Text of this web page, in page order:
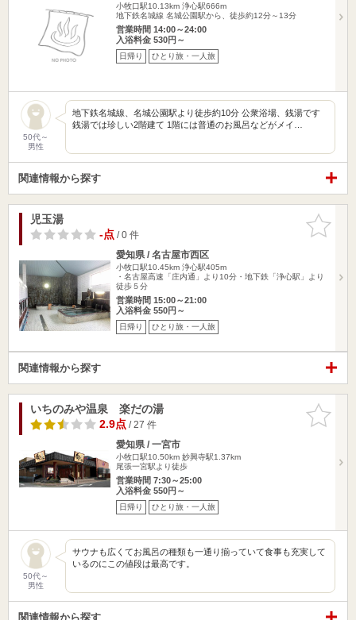
小牧口駅10.13km 浄心駅666m
地下鉄名城線 名城公園駅から、徒歩約12分～13分
営業時間 14:00～24:00
入浴料金 530円～
日帰り ひとり旅・一人旅
50代～
男性
地下鉄名城線、名城公園駅より徒歩約10分 公衆浴場、銭湯です
銭湯では珍しい2階建て 1階には普通のお風呂などがメイ…
関連情報から探す
お気に入
りに追加
児玉湯
-点/ 0 件
愛知県 / 名古屋市西区
小牧口駅10.45km 浄心駅405m
・名古屋高速「庄内通」より10分・地下鉄「浄心駅」より
徒歩５分
営業時間 15:00～21:00
入浴料金 550円～
日帰り ひとり旅・一人旅
関連情報から探す
お気に入
りに追加
いちのみや温泉 楽だの湯
2.9点/ 27 件
愛知県 / 一宮市
小牧口駅10.50km 妙興寺駅1.37km
尾張一宮駅より徒歩
営業時間 7:30～25:00
入浴料金 550円～
日帰り ひとり旅・一人旅
50代～
男性
サウナも広くてお風呂の種類も一通り揃っていて食事も充実して
いるのにこの値段は最高です。
関連情報から探す